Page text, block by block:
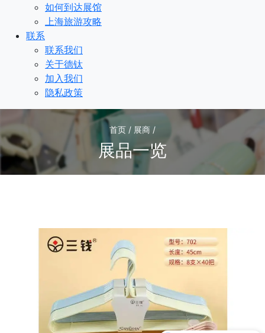
如何到达展馆
上海旅游攻略
联系
联系我们
关于德钛
加入我们
隐私政策
首页 / 展商 /
展品一览